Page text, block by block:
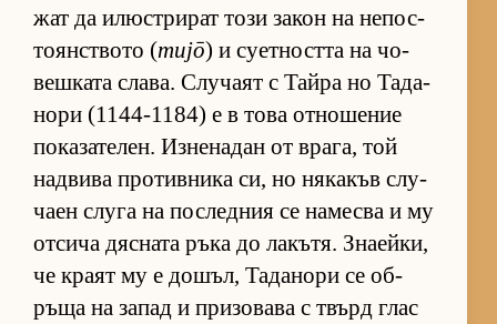
жат да илюс­т­ри­рат този за­кон на не­пос­
то­ян­с­т­вото (mujō) и су­ет­ността на чо­
веш­ката сла­ва. Слу­чаят с Тайра но Та­да­
нори (1144-1184) е в това от­но­ше­ние
по­ка­за­те­лен. Из­не­на­дан от вра­га, той
над­вива про­тив­ника си, но ня­ка­къв слу­
чаен слуга на пос­лед­ния се на­месва и му
от­сича дяс­ната ръка до ла­къ­тя. Зна­ей­ки,
че краят му е до­шъл, Та­да­нори се об­
ръща на за­пад и при­зо­вава с твърд глас